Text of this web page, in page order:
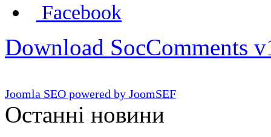
Facebook
Download SocComments
Joomla SEO powered by JoomSEF
Останні новини